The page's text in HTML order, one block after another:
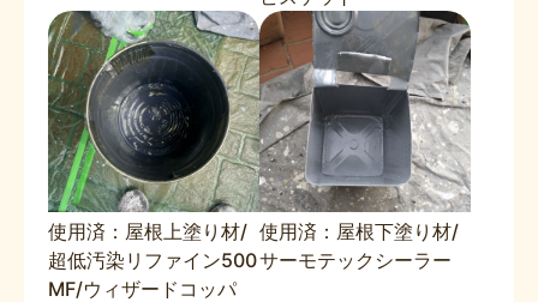
使用済：屋根上塗り材/
超低汚染リファイン500
MF/ウィザードコッパ
使用済：屋根下塗り材/
サーモテックシーラー